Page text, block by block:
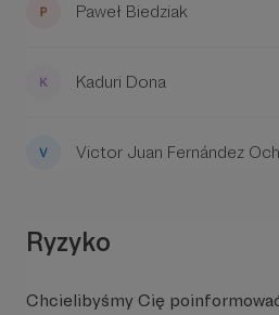
Paweł Biedziak
Kaduri Dona
Victor Juan Fernández
Ryzyko
Chcielibyśmy Cię